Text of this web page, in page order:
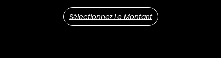
Sélectionnez Le Montant